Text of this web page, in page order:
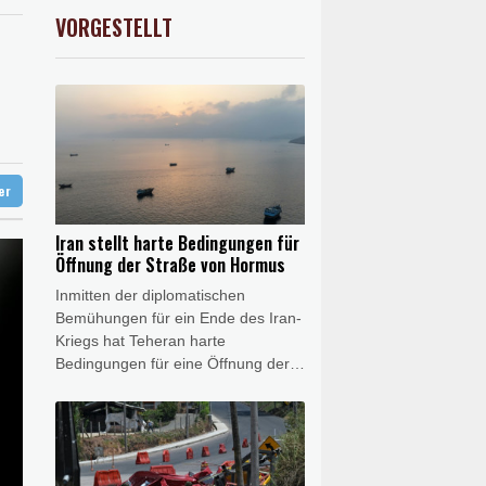
Präsidenten Espriella
1.67%
0.32%
VORGESTELLT
Iran stellt harte Bedingungen für
Öffnung der Straße von Hormus
Inmitten der diplomatischen
Bemühungen für ein Ende des Iran-
Kriegs hat Teheran harte
Bedingungen für eine Öffnung der
Außenminister Abbas Araghtschi
forderte am Samstag unter
anderem "Entschädigungen" für
Verstöße der USA gegen das im